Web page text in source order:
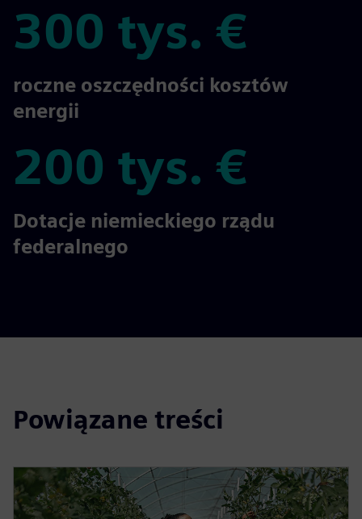
300 tys. €
300 tys. €
roczne oszczędności kosztów
energii
200 tys. €
200 tys. €
Dotacje niemieckiego rządu
federalnego
Powiązane treści